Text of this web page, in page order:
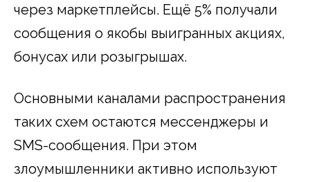
через маркетплейсы. Ещё 5% получали
сообщения о якобы выигранных акциях,
бонусах или розыгрышах.
Основными каналами распространения
таких схем остаются мессенджеры и
SMS-сообщения. При этом
злоумышленники активно используют